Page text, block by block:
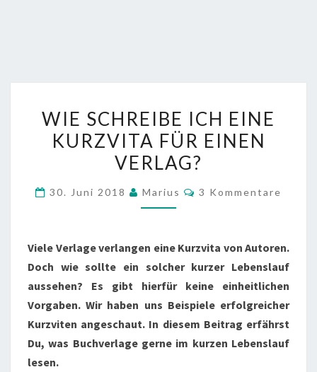
SCHREIBE
ICH
EINE
FÜR
WIE SCHREIBE ICH EINE
KURZVITA FÜR EINEN
VERLAG?
30. Juni 2018 Marius Kommentare
3 Kommentare
Viele Verlage verlangen eine Kurzvita von Autoren.
Doch wie sollte ein solcher kurzer Lebenslauf
aussehen? Es gibt hierfür keine einheitlichen
Vorgaben. Wir haben uns Beispiele erfolgreicher
Kurzviten angeschaut. In diesem Beitrag erfährst
Du, was Buchverlage gerne im kurzen Lebenslauf
lesen.